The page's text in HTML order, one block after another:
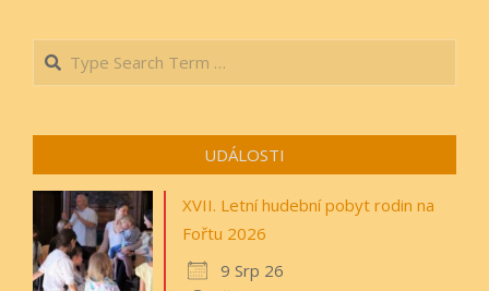
Search
UDÁLOSTI
XVII. Letní hudební pobyt rodin na
Fořtu 2026
9 Srp 26